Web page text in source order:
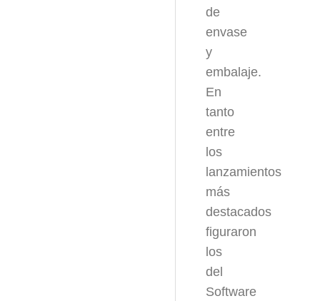
de
envase
y
embalaje.
En
tanto
entre
los
lanzamientos
más
destacados
figuraron
los
del
Software